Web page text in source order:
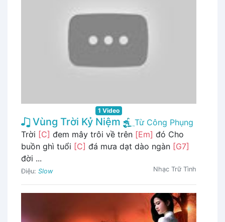
1 Video
Vùng Trời Kỷ Niệm
Từ Công Phụng
Trời [C] đem mây trôi về trên [Em] đó Cho
buồn ghì tuổi [C] đá mưa dạt dào ngàn [G7]
đời ...
Điệu: Slow Nhạc Trữ Tình